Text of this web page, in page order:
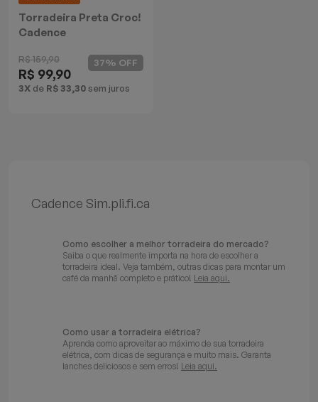
Torradeira Preta Croc!
Cadence
R$ 159,90
R$ 99,90
3X de R$ 33,30 sem juros
37% OFF
Cadence Sim.pli.fi.ca
Como escolher a melhor torradeira do mercado?
Saiba o que realmente importa na hora de escolher a
torradeira ideal. Veja também, outras dicas para montar um
café da manhã completo e prático! Leia aqui.
Como usar a torradeira elétrica?
Aprenda como aproveitar ao máximo de sua torradeira
elétrica, com dicas de segurança e muito mais. Garanta
lanches deliciosos e sem erros! Leia aqui.
Máquina de Waffle